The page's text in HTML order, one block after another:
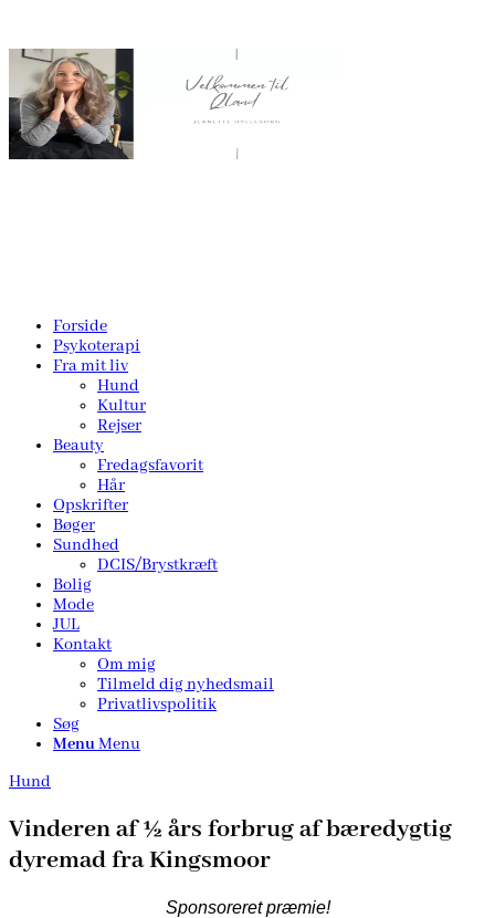
Forside
Psykoterapi
Fra mit liv
Hund
Kultur
Rejser
Beauty
Fredagsfavorit
Hår
Opskrifter
Bøger
Sundhed
DCIS/Brystkræft
Bolig
Mode
JUL
Kontakt
Om mig
Tilmeld dig nyhedsmail
Privatlivspolitik
Søg
MenuMenu
Hund
Vinderen af ½ års forbrug af bæredygtig
dyremad fra Kingsmoor
Sponsoreret præmie!